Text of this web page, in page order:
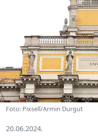
Foto: Pixsell/Armin Durgut
20.06.2024.